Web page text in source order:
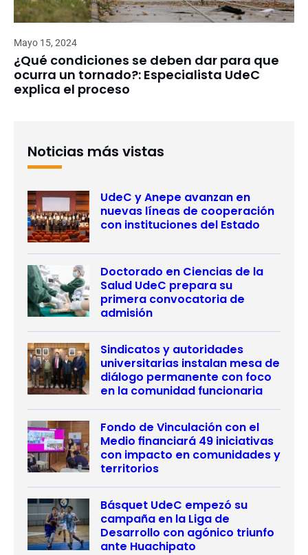
Mayo 15, 2024
¿Qué condiciones se deben dar para que
ocurra un tornado?: Especialista UdeC
explica el proceso
Noticias más vistas
UdeC y Anepe avanzan en
nuevas líneas de cooperación
con instituciones del Estado
Doctorado en Ciencias de la
Salud UdeC prepara su
primera convocatoria de
admisión
Sindicatos y autoridades
universitarias instalan mesa de
diálogo permanente con foco
en la comunidad funcionaria
Fondo de Vinculación con el
Medio financiará 49 iniciativas
con impacto en comunidades y
territorios
Básquet UdeC empezó su
campaña en la Liga de
Desarrollo con agónico triunfo
ante Huachipato